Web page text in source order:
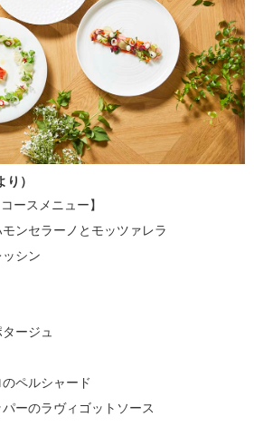
）
ースメニュー】
ンセラーノとモッツァレラ
シン
タージュ
ペルシャード
パーのラヴィゴットソース